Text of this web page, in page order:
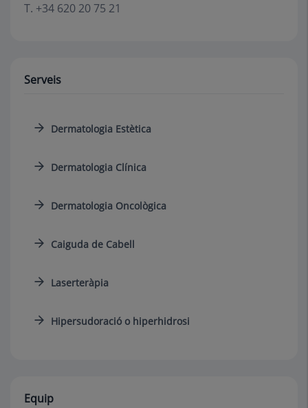
T. +34 620 20 75 21
Serveis
Dermatologia Estètica
Dermatologia Clínica
Dermatologia Oncològica
Caiguda de Cabell
Laserteràpia
Hipersudoració o hiperhidrosi
Equip